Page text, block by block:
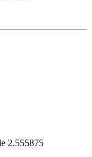
2.555875